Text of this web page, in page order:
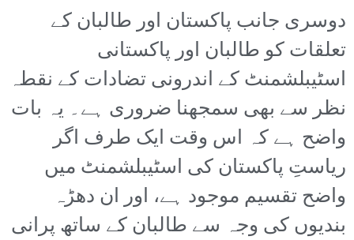
دوسری جانب پاکستان اور طالبان کے
تعلقات کو طالبان اور پاکستانی
اسٹیبلشمنٹ کے اندرونی تضادات کے نقطہ
نظر سے بھی سمجھنا ضروری ہے۔ یہ بات
واضح ہے کہ اس وقت ایک طرف اگر
ریاستِ پاکستان کی اسٹیبلشمنٹ میں
واضح تقسیم موجود ہے، اور ان دھڑہ
بندیوں کی وجہ سے طالبان کے ساتھ پرانی